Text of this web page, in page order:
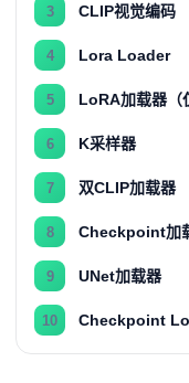
3 CLIP视觉编码
4 Lora Loader
5 LoRA加载器（
6 K采样器
7 双CLIP加载器
8 Checkpoint加
9 UNet加载器
10 Checkpoint